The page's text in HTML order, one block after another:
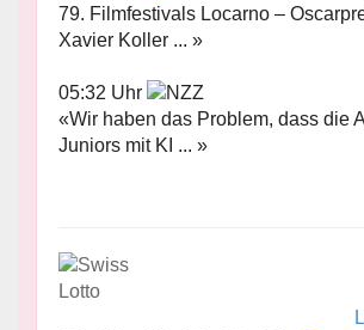
79. Filmfestivals Locarno –
Xavier Koller ... »
05:32 Uhr
«Wir haben das Problem, dass die
Juniors mit KI ... »